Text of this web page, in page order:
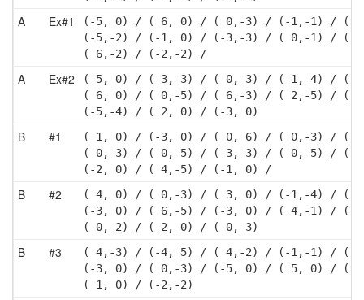
A Ex#1
(-5, 0) / ( 6, 0) / ( 0,-3) / (-1,-1) / (
(-5,-2) / (-1, 0) / (-3,-3) / ( 0,-1) / (
( 6,-2) / (-2,-2) /
A Ex#2
(-5, 0) / ( 3, 3) / ( 0,-3) / (-1,-4) / (
( 6, 0) / ( 0,-5) / ( 6,-3) / ( 2,-5) / (
(-5,-4) / ( 2, 0) / (-3, 0)
B #1
( 1, 0) / (-3, 0) / ( 0, 6) / ( 0,-3) / (-
( 0,-3) / ( 0,-5) / (-3,-3) / ( 0,-5) / (
(-2, 0) / ( 4,-5) / (-1, 0) /
B #2
( 4, 0) / ( 0,-3) / ( 3, 0) / (-1,-4) / (
(-3, 0) / ( 6,-5) / (-3, 0) / ( 4,-1) / (-
( 0,-2) / ( 2, 0) / ( 0,-3)
B #3
( 4,-3) / (-4, 5) / ( 4,-2) / (-1,-1) / (
(-3, 0) / ( 0,-3) / (-5, 0) / ( 5, 0) / (-
( 1, 0) / (-2,-2)